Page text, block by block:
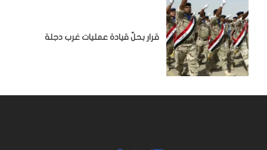
قرار بحلّ قيادة عمليات غرب دجلة